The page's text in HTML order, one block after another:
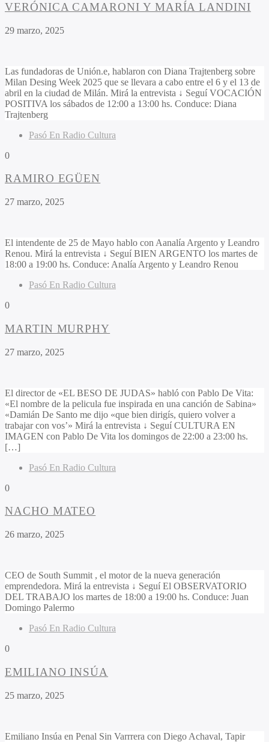
VERÓNICA CAMARONI Y MARÍA LANDINI
29 marzo, 2025
Las fundadoras de Unión.e, hablaron con Diana Trajtenberg sobre
Milan Desing Week 2025 que se llevara a cabo entre el 6 y el 13 de
abril en la ciudad de Milán. Mirá la entrevista ↓ Seguí VOCACIÓN
POSITIVA los sábados de 12:00 a 13:00 hs. Conduce: Diana
Trajtenberg
Pasó En Radio Cultura
0
RAMIRO EGÜEN
27 marzo, 2025
El intendente de 25 de Mayo hablo con Aanalía Argento y Leandro
Renou. Mirá la entrevista ↓ Seguí BIEN ARGENTO los martes de
18:00 a 19:00 hs. Conduce: Analía Argento y Leandro Renou
Pasó En Radio Cultura
0
MARTIN MURPHY
27 marzo, 2025
El director de «EL BESO DE JUDAS» habló con Pablo De Vita:
«El nombre de la pelicula fue inspirada en una canción de Sabina»
«Damián De Santo me dijo «que bien dirigís, quiero volver a
trabajar con vos’» Mirá la entrevista ↓ Seguí CULTURA EN
IMAGEN con Pablo De Vita los domingos de 22:00 a 23:00 hs.
[…]
Pasó En Radio Cultura
0
NACHO MATEO
26 marzo, 2025
CEO de South Summit , el motor de la nueva generación
emprendedora. Mirá la entrevista ↓ Seguí El OBSERVATORIO
DEL TRABAJO los martes de 18:00 a 19:00 hs. Conduce: Juan
Domingo Palermo
Pasó En Radio Cultura
0
EMILIANO INSÚA
25 marzo, 2025
Emiliano Insúa en Penal Sin Varrrera con Diego Achaval, Tapir